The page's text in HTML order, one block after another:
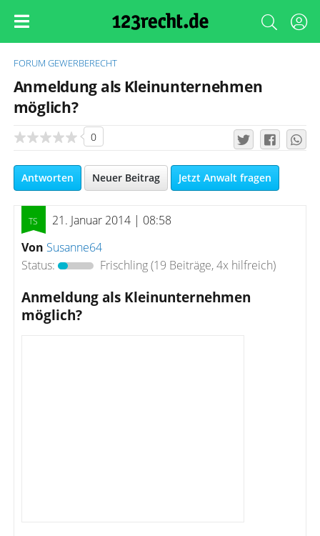
FORUM GEWERBERECHT
Anmeldung als Kleinunternehmen
möglich?
0
Antworten Neuer Beitrag Jetzt Anwalt fragen
21. Januar 2014 | 08:58
Von Susanne64
Status:
Frischling(19 Beiträge, 4x hilfreich)
Anmeldung als Kleinunternehmen
möglich?